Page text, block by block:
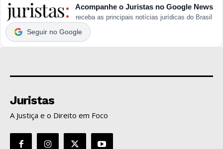
Acompanhe o Juristas no Google News
receba as principais notícias jurídicas do Brasil
Seguir no Google
Juristas
A Justiça e o Direito em Foco